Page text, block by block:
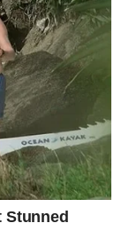
postoji značajna
LDL masti,
i visokih
rizik od
vrijednosti može
Ako vrijednost
na to da se
vrijednosti mogu
da je potrebno